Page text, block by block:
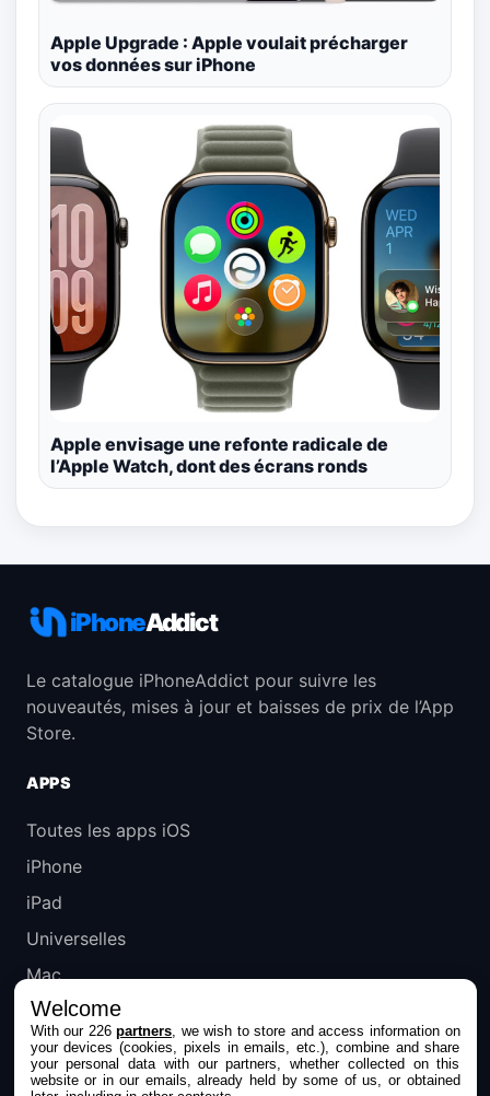
Apple Upgrade : Apple voulait précharger
vos données sur iPhone
Apple envisage une refonte radicale de
l’Apple Watch, dont des écrans ronds
iPhoneAddict
Le catalogue iPhoneAddict pour suivre les
nouveautés, mises à jour et baisses de prix de l’App
Store.
APPS
Toutes les apps iOS
iPhone
iPad
Universelles
Mac
Apple TV
IPHONEADDICT
Welcome
With our 226partners , we wish to store and access information on
your devices (cookies, pixels in emails, etc.), combine and share
your personal data with our partners, whether collected on this
website or in our emails, already held by some of us, or obtained